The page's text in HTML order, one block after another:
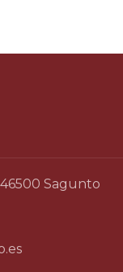
Sagunto